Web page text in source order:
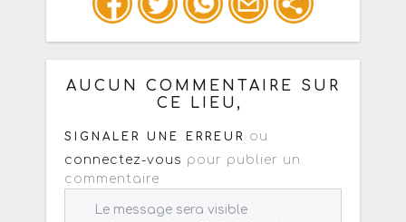
Ou copiez les infos ci-dessous pour
un : mail / forum / réseau social
AUCUN COMMENTAIRE SUR
CE LIEU,
SIGNALER UNE ERREUR
ou
connectez-vous pour publier un
commentaire